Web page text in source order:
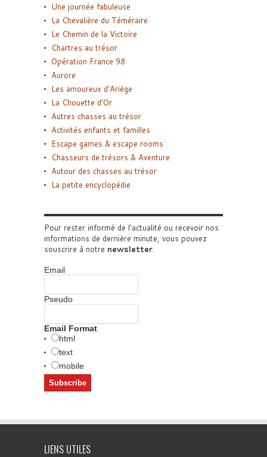
Une journée fabuleuse
La Chevalière du Téméraire
Le Chemin de la Victoire
Chartres au trésor
Opération France 98
Aurore
Les amoureux d’Ariège
La Chouette d’Or
Autres chasses au trésor
Activités enfants et familles
Escape games & escape rooms
Chasseurs de trésors & Aventure
Autour des chasses au trésor
La petite encyclopédie
Pour rester informé de l'actualité ou recevoir nos
informations de dernière minute, vous pouvez
souscrire à notre newsletter.
Email
Pseudo
Email Format
html
text
mobile
LIENS UTILES